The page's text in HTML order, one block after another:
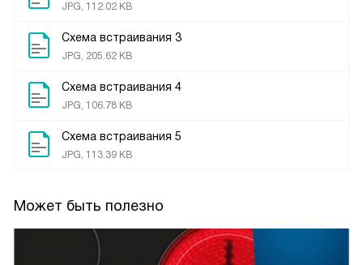
JPG, 112.02 KB
Схема встраивания 3
JPG, 205.62 KB
Схема встраивания 4
JPG, 106.78 KB
Схема встраивания 5
JPG, 113.39 KB
Может быть полезно